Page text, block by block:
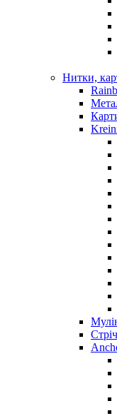
Нитки,